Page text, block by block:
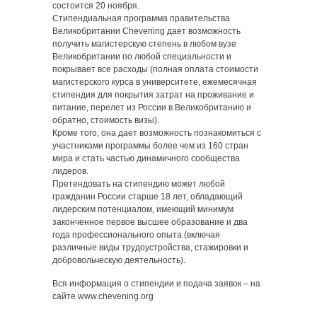
состоится 20 ноября.
Стипендиальная программа правительства
Великобритании Chevening дает возможность
получить магистерскую степень в любом вузе
Великобритании по любой специальности и
покрывает все расходы (полная оплата стоимости
магистерского курса в университете, ежемесячная
стипендия для покрытия затрат на проживание и
питание, перелет из России в Великобританию и
обратно, стоимость визы).
Кроме того, она дает возможность познакомиться с
участниками программы более чем из 160 стран
мира и стать частью динамичного сообщества
лидеров.
Претендовать на стипендию может любой
гражданин России старше 18 лет, обладающий
лидерским потенциалом, имеющий минимум
законченное первое высшее образование и два
года профессионального опыта (включая
различные виды трудоустройства, стажировки и
добровольческую деятельность).
Вся информация о стипендии и подача заявок – на
сайте www.chevening.org